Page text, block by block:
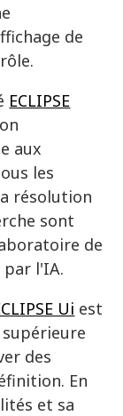
de
ECLIPSE
aux
les
résolution
sont
de
l'IA.
Ui est
des
En
et sa